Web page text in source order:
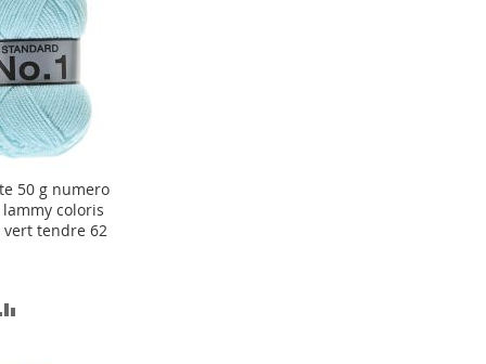
50 g numero
lammy coloris
vert tendre 62